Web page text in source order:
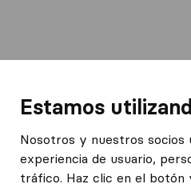
de mudanzas en
Estamos
Nosotros y nuestros socios
experiencia de usuario,
tráfico. Haz clic en el botón